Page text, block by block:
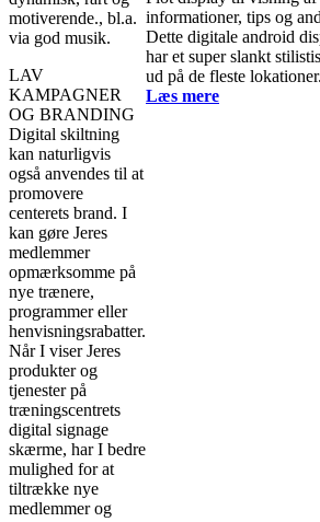
motiverende., bl.a.
via god musik.
LAV
KAMPAGNER
OG BRANDING
Digital skiltning
kan naturligvis
også anvendes til at
promovere
centerets brand. I
kan gøre Jeres
medlemmer
opmærksomme på
nye trænere,
programmer eller
henvisningsrabatter.
Når I viser Jeres
produkter og
tjenester på
træningscentrets
digital signage
skærme, har I bedre
mulighed for at
tiltrække nye
medlemmer og
informationer, tips og
Dette digitale android
har et super slankt
ud på de fleste lokationer.
Læs mere